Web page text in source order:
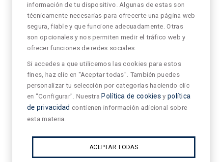
información de tu dispositivo. Algunas de estas son
técnicamente necesarias para ofrecerte una página web
segura, fiable y que funcione adecuadamente. Otras
son opcionales y nos permiten medir el tráfico web y
ofrecer funciones de redes sociales.
Si accedes a que utilicemos las cookies para estos
fines, haz clic en "Aceptar todas". También puedes
personalizar tu selección por categorías haciendo clic
en "Configurar". Nuestra Política de cookies y política
de privacidad contienen información adicional sobre
esta materia.
ACEPTAR TODAS